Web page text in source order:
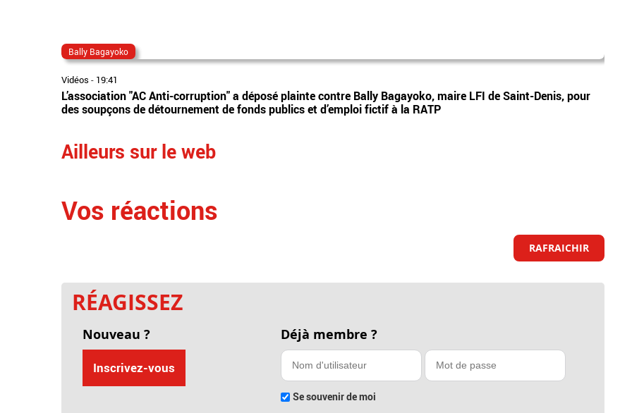
Bally Bagayoko
Vidéos - 19:41
L’association "AC Anti-corruption" a déposé plainte contre Bally Bagayoko, maire LFI de Saint-Denis, pour
des soupçons de détournement de fonds publics et d’emploi fictif à la RATP
Ailleurs sur le web
Vos réactions
RAFRAICHIR
RÉAGISSEZ
Nouveau ?
Inscrivez-vous
Déjà membre ?
Se souvenir de moi